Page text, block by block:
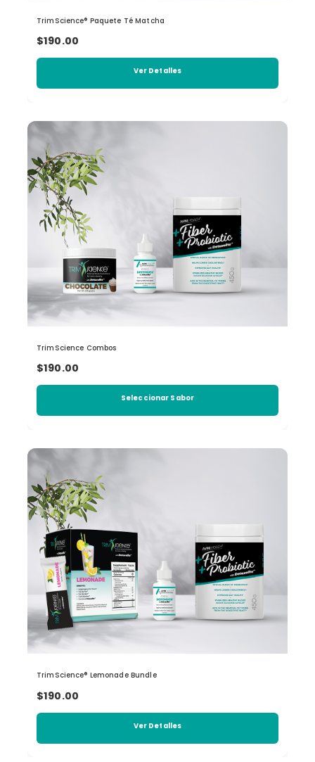
TrimScience® Paquete Té Matcha
$190.00
Ver Detalles
TrimScience Combos
$190.00
Seleccionar Sabor
TrimScience® Lemonade Bundle
$190.00
Ver Detalles